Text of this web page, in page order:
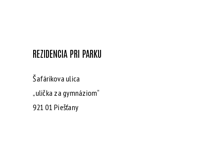
REZIDENCIA PRI PARKU
Šafárikova ulica
„ulička za gymnáziom“
921 01 Piešťany